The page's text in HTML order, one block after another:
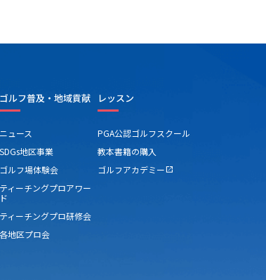
ゴルフ普及・地域貢献
ニュース
SDGs地区事業
ゴルフ場体験会
ティーチングプロアワー
ド
ティーチングプロ研修会
各地区プロ会
レッスン
PGA公認ゴルフスクール
教本書籍の購入
ゴルフアカデミー open_in_new